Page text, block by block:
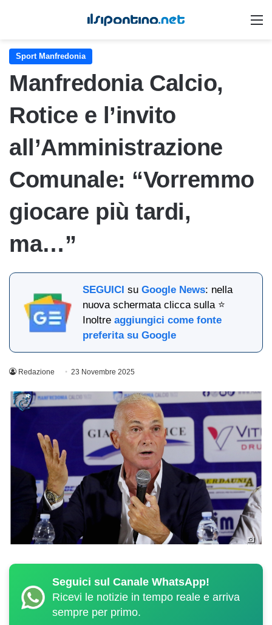
Sport Manfredonia
Manfredonia Calcio,
Rotice e l’invito
all’Amministrazione
Comunale: “Vorremmo
giocare più tardi,
ma…”
SEGUICI suGoogle News: nella
nuova schermata clicca sulla ⭐
Inoltreaggiungici come fonte
preferita su Google
Redazione 23 Novembre 2025
Seguici sul Canale WhatsApp!
Ricevi le notizie in tempo reale e arriva
sempre per primo.